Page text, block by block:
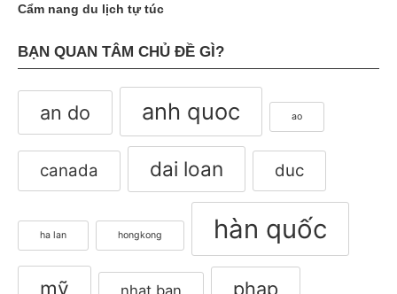
Cẩm nang du lịch tự túc
BẠN QUAN TÂM CHỦ ĐỀ GÌ?
an do anh quoc ao
canada dai loan duc
ha lan hongkong hàn quốc
mỹ phap